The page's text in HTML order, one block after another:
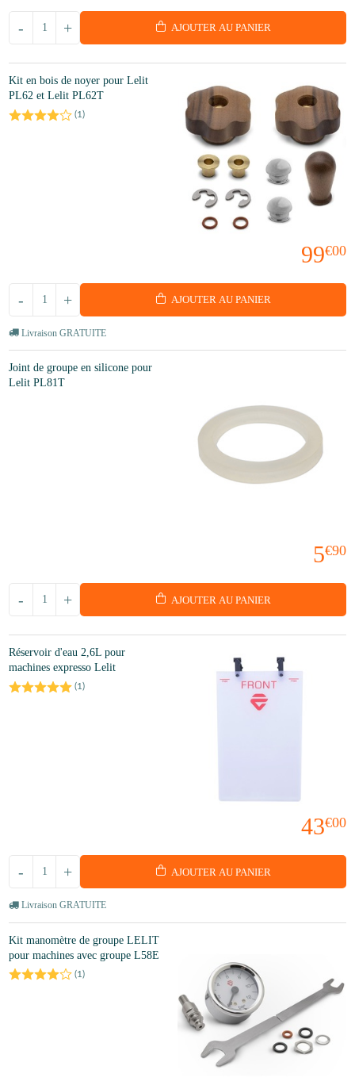
+
- AJOUTER AU PANIER
Kit en bois de noyer pour Lelit
PL62 et Lelit PL62T
(1)
99€00
+
- AJOUTER AU PANIER
Livraison GRATUITE
Joint de groupe en silicone pour
Lelit PL81T
5€90
+
- AJOUTER AU PANIER
Réservoir d'eau 2,6L pour
machines expresso Lelit
(1 )
43€00
+
- AJOUTER AU PANIER
Livraison GRATUITE
Kit manomètre de groupe LELIT
pour machines avec groupe L58E
(1)